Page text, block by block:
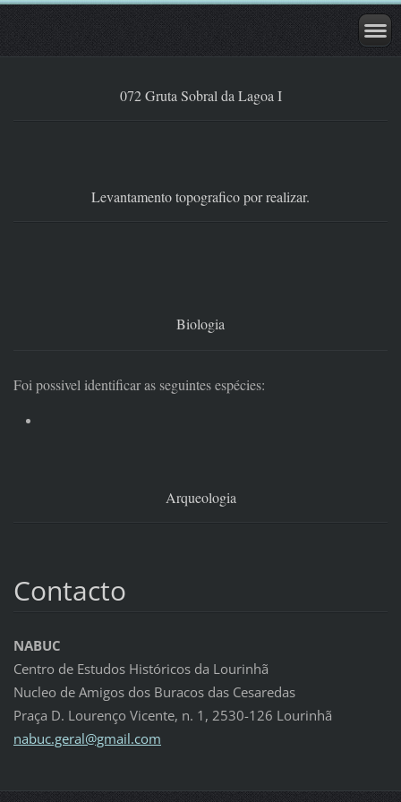
072 Gruta Sobral da Lagoa I
Levantamento topografico por realizar.
Biologia
Foi possivel identificar as seguintes espécies:
Arqueologia
Contacto
NABUC
Centro de Estudos Históricos da Lourinhã
Nucleo de Amigos dos Buracos das Cesaredas
Praça D. Lourenço Vicente, n. 1, 2530-126 Lourinhã
nabuc.geral@gmail.com